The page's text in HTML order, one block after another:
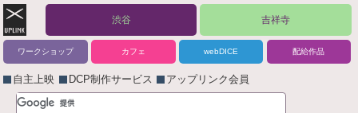
渋谷 吉祥寺
ワークショップ カフェ webDICE 配給作品
自主上映 DCP制作サービス アップリンク会員